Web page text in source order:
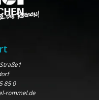
85 0
rommel.de